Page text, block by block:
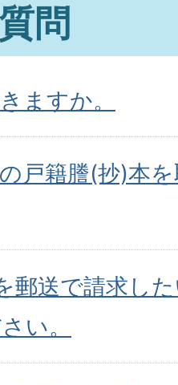
問
ますか。
戸籍謄(抄)本
郵送で請求し
い。